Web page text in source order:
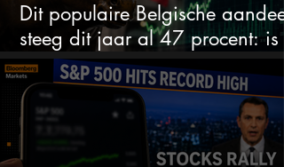
Dit populaire Belgische aandeel
steeg dit jaar al 47 procent: is
ruimte voor meer?